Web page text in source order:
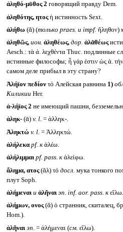
ἀληθό-μῡθος 2 говорящий правду Dem.
ἀληθότης, ητοςἡ истинность Sext.
ἀλήθω (ᾰ) (только praes. и impf. ἤληθον)
ἀληθῶς, ион. ἀληθέως, дор. ἀλᾱθέως
Aesch.: τὰ ἀ. λεχθέντα Thuc. подлинные
истинные философы; ἦ γάρ ἐστιν ὡς ἀ.
самом деле прибыл в эту страну?
Ἀλήϊον πεδίοντό Алейская равнина 1)
Киликии Her.
ἀ-λήϊος 2 не имеющий пашни,
ἀληκ-(ᾱ) v. l. = ἀλληκ-.
Ἀληκτώ v. l. = Ἀλληκτώ.
ἀλήλεκα pf. кἀλέω.
ἀλήλιμμαι pf. pass. кἀλείφω.
ἄλημα, ατος(ᾰλ) τό досл. мука тонкого
плут Soph.
ἀλήμεναι и ἀλῆναι эп. inf. aor. pass. кεἴλω.
ἀλήμων, ονος(ᾰ) ὁ странник, скиталец,
Hom.).
ἀλῆναι эп. = ἀλήμεναι (см. εἴλω).